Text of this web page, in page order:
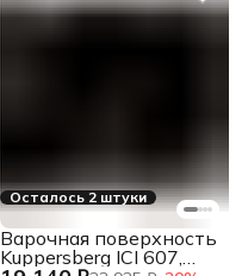
Осталось 2 штуки
Варочная поверхность
Kuppersberg ICI 607,